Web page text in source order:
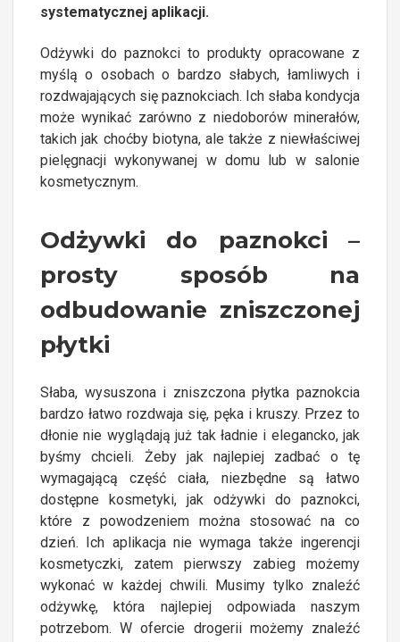
systematycznej aplikacji.
Odżywki do paznokci to produkty opracowane z
myślą o osobach o bardzo słabych, łamliwych i
rozdwajających się paznokciach. Ich słaba kondycja
może wynikać zarówno z niedoborów minerałów,
takich jak choćby biotyna, ale także z niewłaściwej
pielęgnacji wykonywanej w domu lub w salonie
kosmetycznym.
Odżywki do paznokci –
prosty sposób na
odbudowanie zniszczonej
płytki
Słaba, wysuszona i zniszczona płytka paznokcia
bardzo łatwo rozdwaja się, pęka i kruszy. Przez to
dłonie nie wyglądają już tak ładnie i elegancko, jak
byśmy chcieli. Żeby jak najlepiej zadbać o tę
wymagającą część ciała, niezbędne są łatwo
dostępne kosmetyki, jak odżywki do paznokci,
które z powodzeniem można stosować na co
dzień. Ich aplikacja nie wymaga także ingerencji
kosmetyczki, zatem pierwszy zabieg możemy
wykonać w każdej chwili. Musimy tylko znaleźć
odżywkę, która najlepiej odpowiada naszym
potrzebom. W ofercie drogerii możemy znaleźć